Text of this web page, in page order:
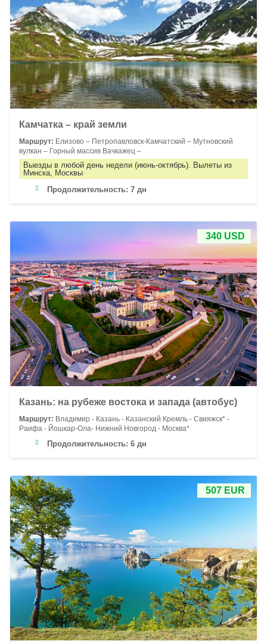
Камчатка – край земли
Маршрут: Елизово – Петропавловск-Камчатский – Мутновский
вулкан – Горный массив Вачкажец –
Выезды в любой день недели (июнь-октябрь). Вылеты из
Минска, Москвы
Продолжительность: 7 дн
340 USD
Казань: на рубеже востока и запада (автобус)
Маршрут: Владимир - Казань - Казанский Кремль - Свияжск* -
Раифа - Йошкар-Ола- Нижний Новгород - Москва*
Продолжительность: 6 дн
507 EUR